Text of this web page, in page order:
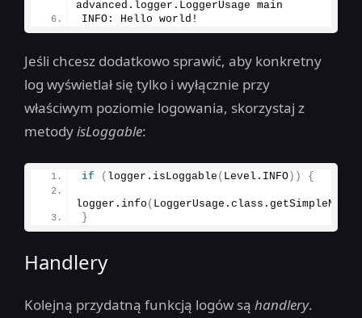
advanced. logger . LoggerUsage main
INFO: Hello world!
Jeśli chcesz dodatkowo sprawić, aby konkretny
log wyświetlał się tylko i wyłącznie przy
właściwym poziomie logowania, skorzystaj z
metodyisLoggable:
if ( logger. isLoggable ( Level. INFO )) {
logger. info ( LoggerUsage. class . getSimpleName
}
Handlery
Kolejną przydatną funkcją logów są handlery.